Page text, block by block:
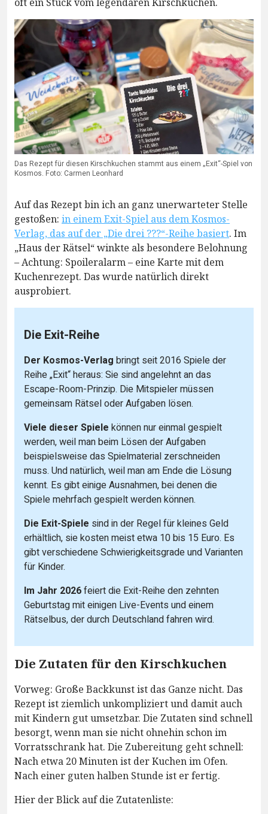
Das Rezept für diesen Kirschkuchen stammt aus einem „Exit“-Spiel von
Kosmos. Foto: Carmen Leonhard
Auf das Rezept bin ich an ganz unerwarteter Stelle
gestoßen: in einem Exit-Spiel aus dem Kosmos-
Verlag, das auf der „Die drei ???“-Reihe basiert. Im
„Haus der Rätsel“ winkte als besondere Belohnung
– Achtung: Spoileralarm – eine Karte mit dem
Kuchenrezept. Das wurde natürlich direkt
ausprobiert.
Die Exit-Reihe
Der Kosmos-Verlag bringt seit 2016 Spiele der
Reihe „Exit“ heraus: Sie sind angelehnt an das
Escape-Room-Prinzip. Die Mitspieler müssen
gemeinsam Rätsel oder Aufgaben lösen.
Viele dieser Spiele können nur einmal gespielt
werden, weil man beim Lösen der Aufgaben
beispielsweise das Spielmaterial zerschneiden
muss. Und natürlich, weil man am Ende die Lösung
kennt. Es gibt einige Ausnahmen, bei denen die
Spiele mehrfach gespielt werden können.
Die Exit-Spiele sind in der Regel für kleines Geld
erhältlich, sie kosten meist etwa 10 bis 15 Euro. Es
gibt verschiedene Schwierigkeitsgrade und Varianten
für Kinder.
Im Jahr 2026feiert die Exit-Reihe den zehnten
Geburtstag mit einigen Live-Events und einem
Rätselbus, der durch Deutschland fahren wird.
Die Zutaten für den Kirschkuchen
Vorweg: Große Backkunst ist das Ganze nicht. Das
Rezept ist ziemlich unkompliziert und damit auch
mit Kindern gut umsetzbar. Die Zutaten sind schnell
besorgt, wenn man sie nicht ohnehin schon im
Vorratsschrank hat. Die Zubereitung geht schnell:
Nach etwa 20 Minuten ist der Kuchen im Ofen.
Nach einer guten halben Stunde ist er fertig.
Hier der Blick auf die Zutatenliste: